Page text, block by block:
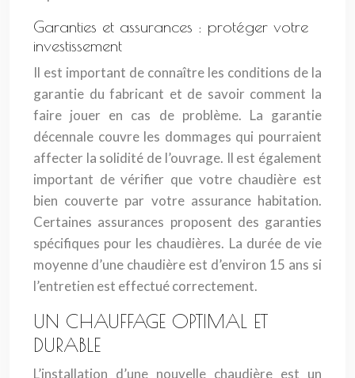
Garanties et assurances : protéger votre
investissement
Il est important de connaître les conditions de la
garantie du fabricant et de savoir comment la
faire jouer en cas de problème. La garantie
décennale couvre les dommages qui pourraient
affecter la solidité de l’ouvrage. Il est également
important de vérifier que votre chaudière est
bien couverte par votre assurance habitation.
Certaines assurances proposent des garanties
spécifiques pour les chaudières. La durée de vie
moyenne d’une chaudière est d’environ 15 ans si
l’entretien est effectué correctement.
UN CHAUFFAGE OPTIMAL ET
DURABLE
L’installation d’une nouvelle chaudière est un